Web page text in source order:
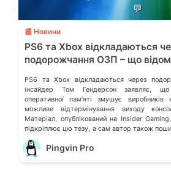
💬
📰 Новини
PS6 та Xbox відкладаються
подорожчання ОЗП – що
PS6 та Xbox відкладаються через
інсайдер Том Гендерсон заявляє,
оперативної памʼяті змушує виробників
можливе відтермінування виходу
Матеріал, опублікований на Insider
підкріплює цю тезу, а сам автор також
Що саме сталося? За даними джерел, попит
Pingvin Pro